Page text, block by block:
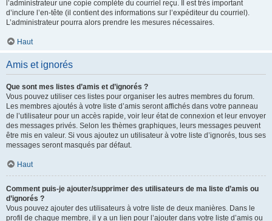
l’administrateur une copie complète du courriel reçu. Il est très important
d’inclure l’en-tête (il contient des informations sur l’expéditeur du courriel).
L’administrateur pourra alors prendre les mesures nécessaires.
Haut
Amis et ignorés
Que sont mes listes d’amis et d’ignorés ?
Vous pouvez utiliser ces listes pour organiser les autres membres du forum.
Les membres ajoutés à votre liste d’amis seront affichés dans votre panneau
de l’utilisateur pour un accès rapide, voir leur état de connexion et leur envoyer
des messages privés. Selon les thèmes graphiques, leurs messages peuvent
être mis en valeur. Si vous ajoutez un utilisateur à votre liste d’ignorés, tous ses
messages seront masqués par défaut.
Haut
Comment puis-je ajouter/supprimer des utilisateurs de ma liste d’amis ou
d’ignorés ?
Vous pouvez ajouter des utilisateurs à votre liste de deux manières. Dans le
profil de chaque membre, il y a un lien pour l’ajouter dans votre liste d’amis ou